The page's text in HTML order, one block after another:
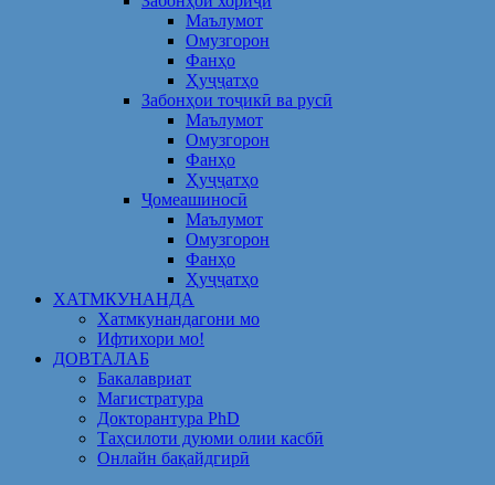
Маълумот
Омузгорон
Фанҳо
Ҳуҷҷатҳо
Забонҳои тоҷикӣ ва русӣ
Маълумот
Омузгорон
Фанҳо
Ҳуҷҷатҳо
Ҷомеашиносӣ
Маълумот
Омузгорон
Фанҳо
Ҳуҷҷатҳо
ХАТМКУНАНДА
Хатмкунандагони мо
Ифтихори мо!
ДОВТАЛАБ
Бакалавриат
Магистратура
Докторантура PhD
Таҳсилоти дуюми олии касбӣ
Онлайн бақайдгирӣ